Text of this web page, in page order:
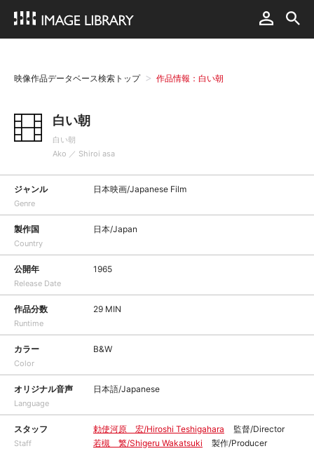
映像作品データベース検索トップ 作品情報：白い朝
白い朝
白い朝
Ako ／ Shiroi asa
ジャンル
Genre
日本映画/Japanese Film
製作国
Country
日本/Japan
公開年
Release Date
1965
作品分数
Runtime
29 MIN
カラー
Color
B&W
オリジナル音声
Language
日本語/Japanese
スタッフ
Staff
勅使河原 宏/Hiroshi Teshigahara
監督/Director
若槻 繁/Shigeru Wakatsuki
製作/Producer